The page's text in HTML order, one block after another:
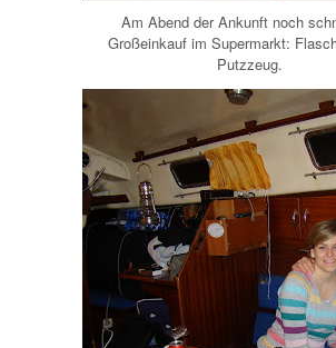
Am Abend der Ankunft noch
Großeinkauf im Supermarkt:
Putzzeug.